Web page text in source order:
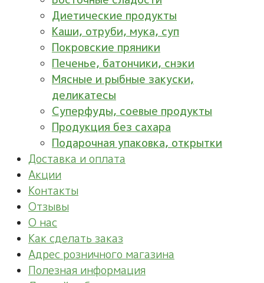
Диетические продукты
Каши, отруби, мука, суп
Покровские пряники
Печенье, батончики, снэки
Мясные и рыбные закуски,
деликатесы
Суперфуды, соевые продукты
Продукция без сахара
Подарочная упаковка, открытки
Доставка и оплата
Акции
Контакты
Отзывы
О нас
Как сделать заказ
Адрес розничного магазина
Полезная информация